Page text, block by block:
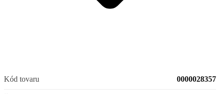
Kód tovaru 0000028357